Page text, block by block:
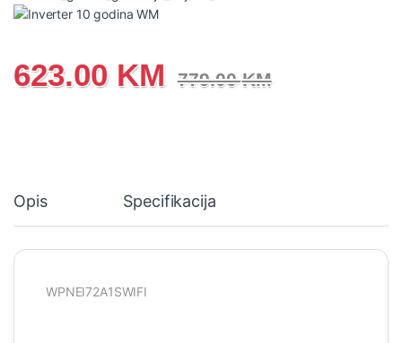
623.00 KM 779.00KM
Opis Specifikacija
WPNEI72A1SWIFI